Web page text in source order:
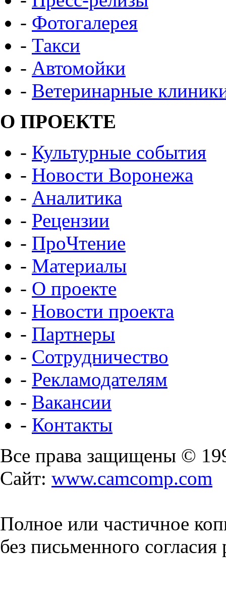
- Фотогалерея
- Такси
- Автомойки
- Ветеринарные
О ПРОЕКТЕ
- Культурные события
- Новости Воронежа
- Аналитика
- Рецензии
- ПроЧтение
- Материалы
- О проекте
- Новости проекта
- Партнеры
- Сотрудничество
- Рекламодателям
- Вакансии
- Контакты
Все права защищены ©
Сайт: www.camcomp.com
Полное или частичное
без письменного